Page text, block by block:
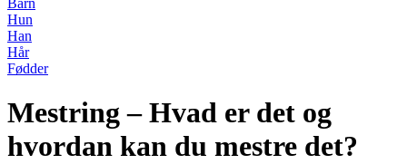
Barn
Hun
Han
Hår
Fødder
Mestring – Hvad er det og
hvordan kan du mestre det?